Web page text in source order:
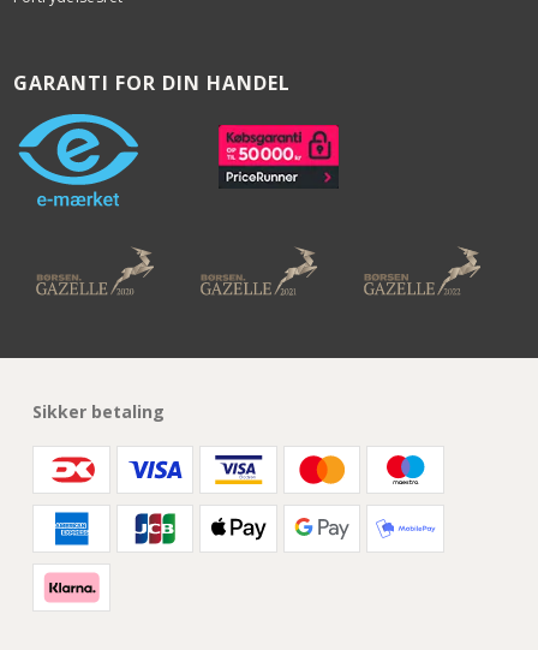
GARANTI FOR DIN HANDEL
Sikker betaling